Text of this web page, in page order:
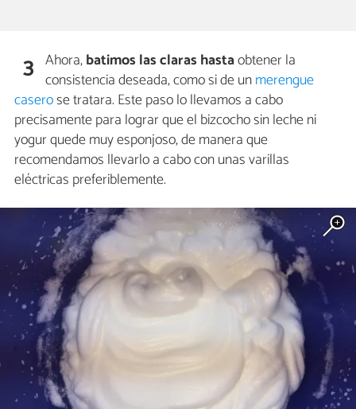
3 Ahora,batimos las claras hastaobtener la
consistencia deseada, como si de unmerengue
caserose tratara. Este paso lo llevamos a cabo
precisamente para lograr que el bizcocho sin leche ni
yogur quede muy esponjoso, de manera que
recomendamos llevarlo a cabo con unas varillas
eléctricas preferiblemente.